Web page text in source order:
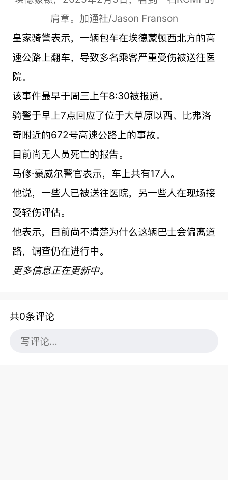
肩章。加通社/Jason Franson
皇家骑警表示，一辆包车在埃德蒙顿西北方的高
速公路上翻车，导致多名乘客严重受伤被送往医
院。
该事件最早于周三上午8:30被报道。
骑警于早上7点回应了位于大草原以西、比弗洛
奇附近的672号高速公路上的事故。
目前尚无人员死亡的报告。
马修·豪威尔警官表示，车上共有17人。
他说，一些人已被送往医院，另一些人在现场接
受轻伤评估。
他表示，目前尚不清楚为什么这辆巴士会偏离道
路，调查仍在进行中。
更多信息正在更新中。
共0条评论